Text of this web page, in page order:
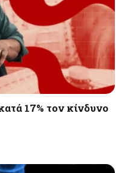
17% τον κίνδυνο